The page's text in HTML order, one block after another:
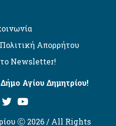
Απορρήτου
Newsletter!
Αγίου Δημητρίου!
Ⓒ 2026 / All Rights